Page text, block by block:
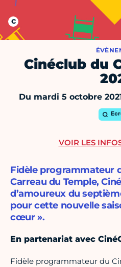
Cinéclub du
Du mardi 5 octobre
Fidèle programmateur
Carreau du Temple,
d’amoureux du
pour cette nouvelle
cœur ».
En partenariat avec
Fidèle programmateur du
VOIR LES